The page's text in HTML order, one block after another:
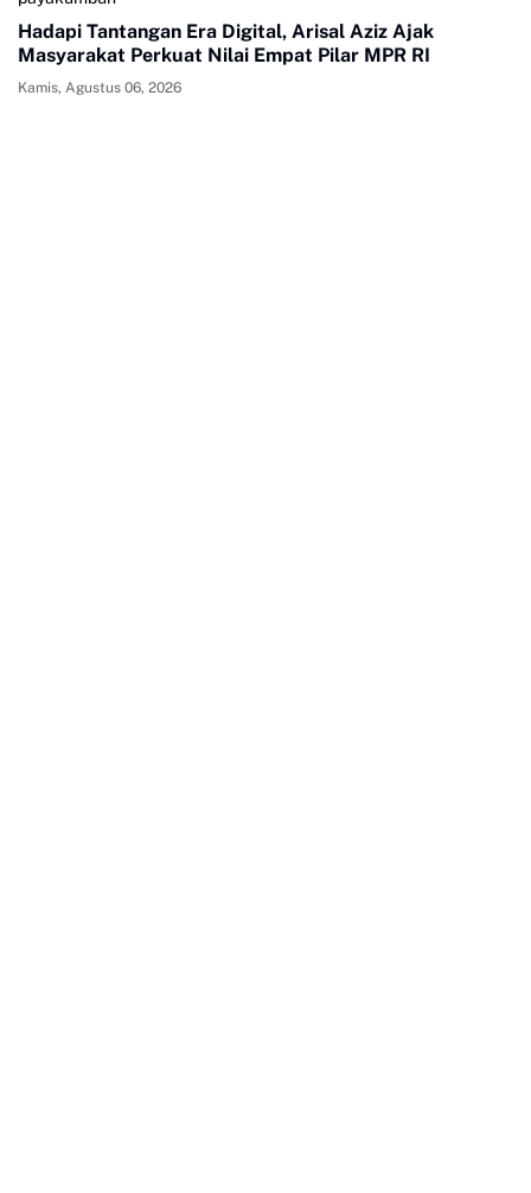
Hadapi Tantangan Era Digital, Arisal Aziz Ajak
Masyarakat Perkuat Nilai Empat Pilar MPR RI
Kamis, Agustus 06, 2026